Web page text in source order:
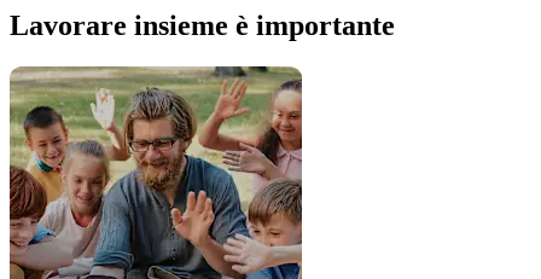
Lavorare insieme è importante